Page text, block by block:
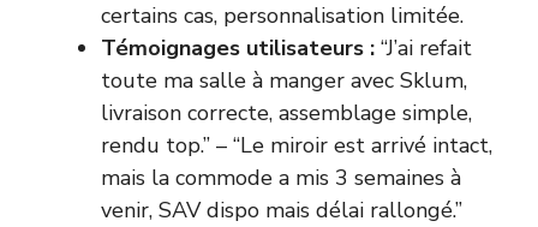
certains cas, personnalisation limitée.
Témoignages utilisateurs : “J’ai refait
toute ma salle à manger avec Sklum,
livraison correcte, assemblage simple,
rendu top.” – “Le miroir est arrivé intact,
mais la commode a mis 3 semaines à
venir, SAV dispo mais délai rallongé.”